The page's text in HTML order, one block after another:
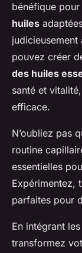
bénéfique
huiles
judicieusement
pouvez créer
des huiles
santé et
efficace.
N’oubliez pas
routine
essentielles
Expérimentez,
parfaites pour
En intégrant les
transformez